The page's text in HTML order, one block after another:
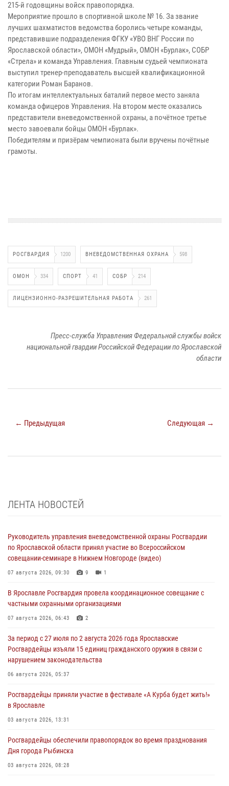
215-й годовщины войск правопорядка.
Мероприятие прошло в спортивной школе № 16. За звание
лучших шахматистов ведомства боролись четыре команды,
представившие подразделения ФГКУ «УВО ВНГ России по
Ярославской области», ОМОН «Мудрый», ОМОН «Бурлак», СОБР
«Стрела» и команда Управления. Главным судьей чемпионата
выступил тренер-преподаватель высшей квалификационной
категории Роман Баранов.
По итогам интеллектуальных баталий первое место заняла
команда офицеров Управления. На втором месте оказались
представители вневедомственной охраны, а почётное третье
место завоевали бойцы ОМОН «Бурлак».
Победителям и призёрам чемпионата были вручены почётные
грамоты.
РОСГВАРДИЯ 1200 ВНЕВЕДОМСТВЕННАЯ ОХРАНА 598
ОМОН 334 СПОРТ 41 СОБР 214
ЛИЦЕНЗИОННО-РАЗРЕШИТЕЛЬНАЯ РАБОТА 261
Пресс-служба Управления Федеральной службы войск
национальной гвардии Российской Федерации по Ярославской
области
← Предыдущая Следующая →
ЛЕНТА НОВОСТЕЙ
Руководитель управления вневедомственной охраны Росгвардии
по Ярославской области принял участие во Всероссийском
совещании-семинаре в Нижнем Новгороде (видео)
07 августа 2026, 09:30 9 1
В Ярославле Росгвардия провела координационное совещание с
частными охранными организациями
07 августа 2026, 06:43 2
За период с 27 июля по 2 августа 2026 года Ярославские
Росгвардейцы изъяли 15 единиц гражданского оружия в связи с
нарушением законодательства
06 августа 2026, 05:37
Росгвардейцы приняли участие в фестивале «А Курба будет жить!»
в Ярославле
03 августа 2026, 13:31
Росгвардейцы обеспечили правопорядок во время празднования
Дня города Рыбинска
03 августа 2026, 08:28